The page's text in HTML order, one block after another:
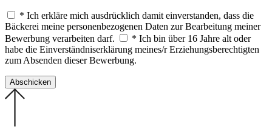
* Ich erkläre mich ausdrücklich damit einverstanden, dass die
Bäckerei meine personenbezogenen Daten zur Bearbeitung meiner
Bewerbung verarbeiten darf.
* Ich bin über 16 Jahre alt oder
habe die Einverständniserklärung meines/r Erziehungsberechtigten
zum Absenden dieser Bewerbung.